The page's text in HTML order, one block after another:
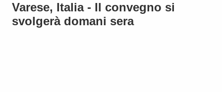
Varese, Italia - Il convegno si
svolgerà domani sera